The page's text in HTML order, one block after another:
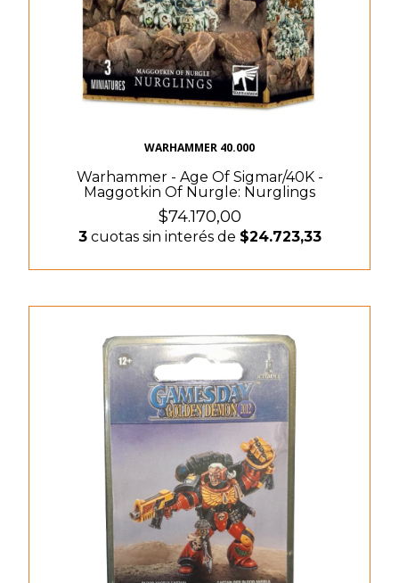
WARHAMMER 40.000
Warhammer - Age Of Sigmar/40K -
Maggotkin Of Nurgle: Nurglings
$74.170,00
3cuotas sin interés de $24.723,33